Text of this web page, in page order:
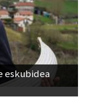
eskubidea